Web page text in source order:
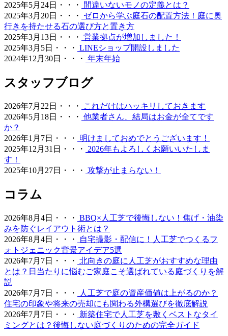
愛犬やペットと暮らすご家庭には、クッション性と清潔さ
を両立した人工芝が非常におすすめです。ベランダや屋
上、お庭の一部に敷くことで、足腰への負担を軽減しつ
つ、雨の日でも手足を汚さずに遊べる専用ドッグランが完
成します。当社の人工芝は高密度で耐久性が高いため、大
排泄物があった際の清掃のしやすさについても、飼い主様
の飼育状況に合わせた最適なプランをご提案させていただ
動き回れる健康的な住環境を一緒に形にしていきましょ
う。
2026.6.11
「人工芝はプラスチック感が強くて安っぽい」という古い
イメージをお持ちの方こそ、ぜひ当社の製品を手に取って
みてください。最新のモデルは複数の色を混生させ、葉の
向きやツヤまで計算されており、驚くほど自然な風合いで
す。一度敷けば10年以上にわたり美しい景観を維持でき、
しく、お庭の手入れに十分な時間を割けない皆様へ、手間
いらずで上質な暮らしをご提案いたします。住宅街でも、
お隣への枯れ葉の飛散を防ぐ対策として人工芝を選ばれる
方が増えています。機能性と美観を両立させましょう。
2026.6.4
プロスポーツの現場でも選ばれる信頼の品質が当社の自慢
です。東京ドームや京セラドームといった日本を代表する
大規模施設、さらには本格的なテニスコートなど、激しい
動きと高い摩擦が求められる場所にもワイズヴェルデの人
工芝は導入されています。この高い耐久性と、日常的なメ
2025年5月24日・・・
間違いないモノの定義とは？
2025年3月20日・・・
ゼロから学ぶ庭石の配置方法！庭に奥
行きを持たせる石の選び方と置き方
2025年3月13日・・・ 営業拠点が増加しました！
2025年3月5日・・・ LINEショップ開設しました
2024年12月30日・・・ 年末年始
スタッフブログ
2026年7月22日・・・
これだけはハッキリしておきます
2026年5月18日・・・ 他業者さん、結局はお金が全てです
か？
2026年1月7日・・・
明けましておめでとうございます！
2025年12月31日・・・
2026年もよろしくお願いいたしま
す！
2025年10月27日・・・ 攻撃が止まらない！
コラム
2026年8月4日・・・ BBQ×人工芝で後悔しない！焦げ・油染
みを防ぐレイアウト術とは？
2026年8月4日・・・
自宅撮影・配信に！人工芝でつくるフ
ォトジェニック背景アイデア5選
2026年7月7日・・・ 北向きの庭に人工芝がおすすめな理由
とは？日当たりに悩むご家庭こそ選ばれている庭づくりを解
説
2026年7月7日・・・
人工芝で庭の資産価値は上がるのか？
住宅の印象や将来の売却にも関わる外構選びを徹底解説
2026年7月7日・・・
新築住宅で人工芝を敷くベストなタイ
ミングとは？後悔しない庭づくりのための完全ガイド